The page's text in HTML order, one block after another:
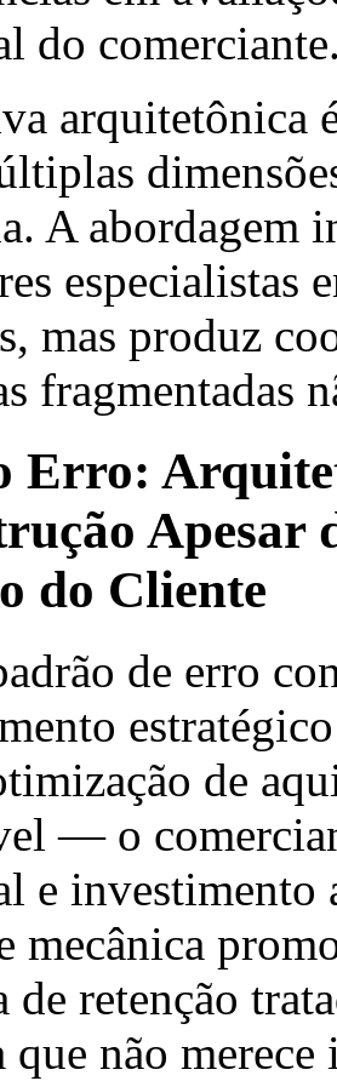
do
arquitetônica
A abordagem
especialistas
mas produz
fragmentadas
Erro:
Apesar
do Cliente
de erro
de
— o
e investimento
mecânica
de retenção
que não